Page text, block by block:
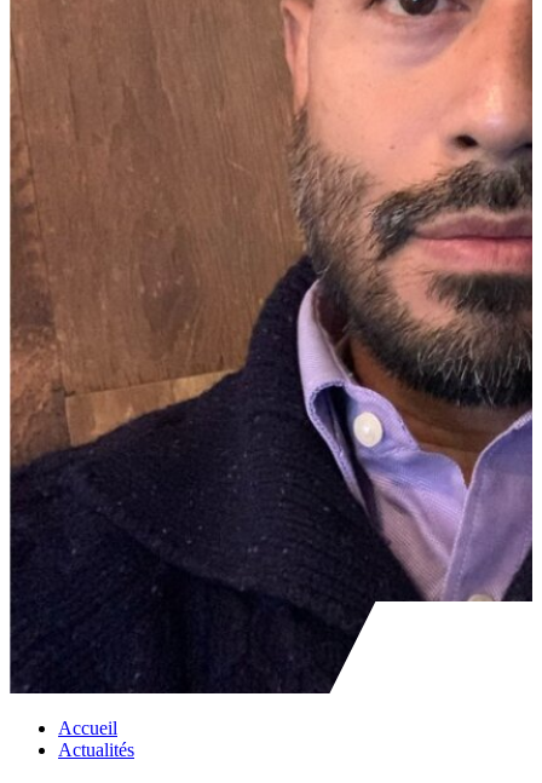
Accueil
Actualités